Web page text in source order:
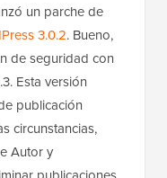
un parche de
3.0.2. Bueno,
de seguridad con
Esta versión
publicación
circunstancias,
Autor y